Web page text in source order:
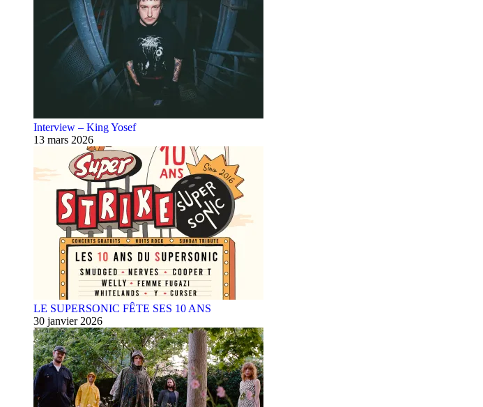
Interview – King Yosef
13 mars 2026
LE SUPERSONIC FÊTE SES 10 ANS
30 janvier 2026